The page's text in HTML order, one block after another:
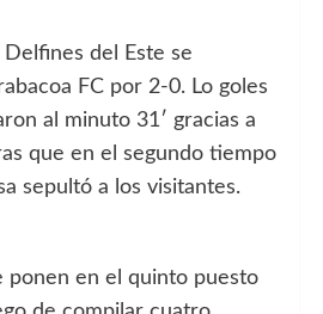
Delfines del Este se
FC por 2-0. Lo goles
al minuto 31′ gracias a
que en el segundo tiempo
sepultó a los visitantes.
ponen en el quinto puesto